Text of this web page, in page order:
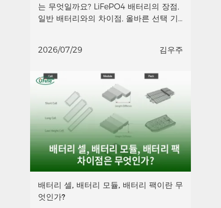
는 무엇일까요? LiFePO4 배터리의 장점,
일반 배터리와의 차이점, 올바른 선택 기
2026/07/29 김우주
배터리 셀, 배터리 모듈, 배터리 팩이란 무
엇인가?